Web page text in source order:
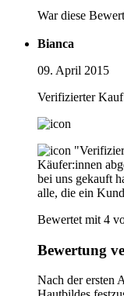
War diese
Bianca
09. April 2015
Verifizierter Kauf
Käufer:innen
bei uns gekauft
alle, die ein
Bewertet mit 4
Bewertung
Nach der ersten